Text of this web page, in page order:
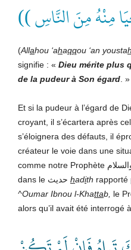
مِنْهُ مِنَ النَّاسِ ))
(Allahou ‘ahaqqou ‘an youstah
signifie : « Dieu mérite plus
de la pudeur à Son égard . »
Et si la pudeur à l’égard de
croyant, il s’écartera après
s’éloignera des défauts, il
créateur le voie dans une
comme notre Prophète عليه الصلاة والسلام y a fait allusion,
dans le حديث hadith rapporté
^Oumar Ibnou l-Khattab,